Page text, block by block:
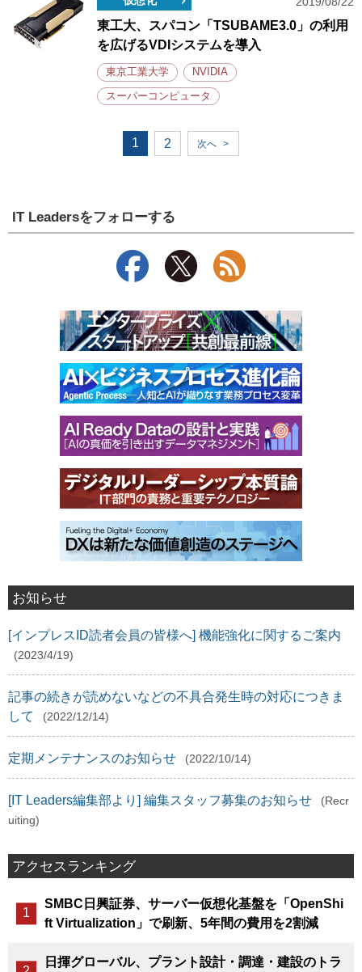
東工大、スパコン「TSUBAME3.0」の利用
を広げるVDIシステムを導入
東京工業大学 NVIDIA
スーパーコンピュータ
1 2 次へ >
IT Leadersをフォローする
お知らせ
[インプレスID読者会員の皆様へ] 機能強化に関するご案内
(2023/4/19)
記事の続きが読めないなどの不具合発生時の対応につきま
して
(2022/12/14)
定期メンテナンスのお知らせ (2022/10/14)
[IT Leaders編集部より] 編集スタッフ募集のお知らせ
(Recr
uiting)
アクセスランキング
SMBC日興証券、サーバー仮想化基盤を「OpenShi
ft Virtualization」で刷新、5年間の費用を2割減
日揮グローバル、プラント設計・調達・建設のトラ